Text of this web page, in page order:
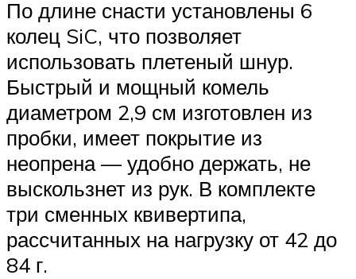
По длине снасти установлены 6
колец SiC, что позволяет
использовать плетеный шнур.
Быстрый и мощный комель
диаметром 2,9 см изготовлен из
пробки, имеет покрытие из
неопрена — удобно держать, не
выскользнет из рук. В комплекте
три сменных квивертипа,
рассчитанных на нагрузку от 42 до
84 г.